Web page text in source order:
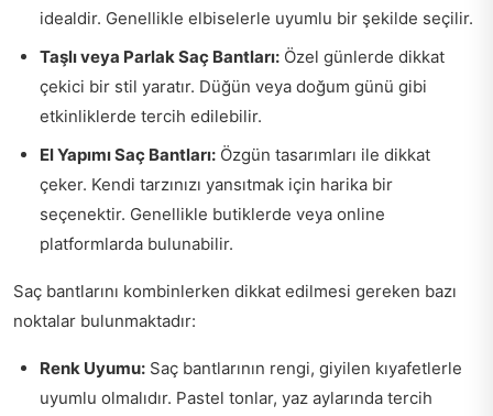
idealdir. Genellikle elbiselerle uyumlu bir şekilde seçilir.
Taşlı veya Parlak Saç Bantları: Özel günlerde dikkat
çekici bir stil yaratır. Düğün veya doğum günü gibi
etkinliklerde tercih edilebilir.
El Yapımı Saç Bantları: Özgün tasarımları ile dikkat
çeker. Kendi tarzınızı yansıtmak için harika bir
seçenektir. Genellikle butiklerde veya online
platformlarda bulunabilir.
Saç bantlarını kombinlerken dikkat edilmesi gereken bazı
noktalar bulunmaktadır:
Renk Uyumu: Saç bantlarının rengi, giyilen kıyafetlerle
uyumlu olmalıdır. Pastel tonlar, yaz aylarında tercih